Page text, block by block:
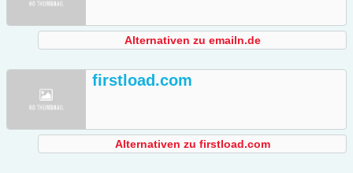
Alternativen zu emailn.de
firstload.com
Alternativen zu firstload.com